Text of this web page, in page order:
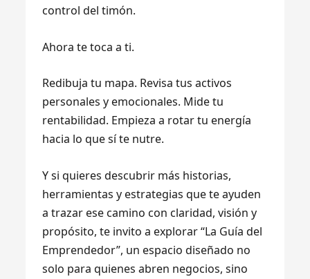
control del timón.
Ahora te toca a ti.
Redibuja tu mapa. Revisa tus activos
personales y emocionales. Mide tu
rentabilidad. Empieza a rotar tu energía
hacia lo que sí te nutre.
Y si quieres descubrir más historias,
herramientas y estrategias que te ayuden
a trazar ese camino con claridad, visión y
propósito, te invito a explorar “La Guía del
Emprendedor”, un espacio diseñado no
solo para quienes abren negocios, sino